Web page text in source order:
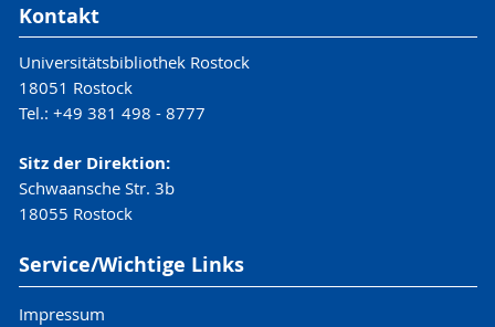
Kontakt
Universitätsbibliothek Rostock
18051 Rostock
Tel.: +49 381 498 - 8777
Sitz der Direktion:
Schwaansche Str. 3b
18055 Rostock
Service/Wichtige Links
Impressum